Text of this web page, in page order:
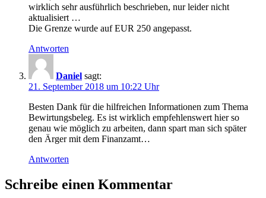
wirklich sehr ausführlich beschrieben, nur leider nicht
aktualisiert …
Die Grenze wurde auf EUR 250 angepasst.
Antworten
Daniel sagt:
21. September 2018 um 10:22 Uhr
Besten Dank für die hilfreichen Informationen zum Thema
Bewirtungsbeleg. Es ist wirklich empfehlenswert hier so
genau wie möglich zu arbeiten, dann spart man sich später
den Ärger mit dem Finanzamt…
Antworten
Schreibe einen Kommentar